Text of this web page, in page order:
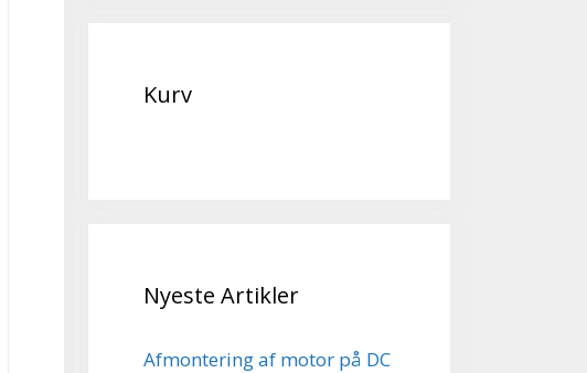
Kurv
Nyeste Artikler
Afmontering af motor på DC